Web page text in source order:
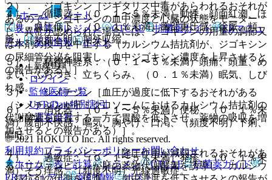
２）． ジゴキシン［ジギタリス中毒があらわれるおそれが
あるので、ジゴキシンの血中濃度と心臓の状態をモニター
し、異常が認められた場合には、ジゴキシンの用量の調節又
は本剤の投与を中止する（カルシウム拮抗剤が、ジゴキシン
の尿細管分泌を阻害し、血中ジゴキシン濃度を上昇させると
の報告がある）］。
３）． シメチジン［血圧が過度に低下するおそれがある
（シメチジンが肝ミクロソームにおけるカルシウム拮抗剤の
代謝酵素を阻害する一方で胃酸を低下させ、薬物の吸収を増
加させるとの報告がある）］。
４）． リファンピシン［降圧作用が減弱されるおそれがあ
る（リファンピシンが肝の薬物代謝酵素を誘導し、カルシウ
４）． 循環器：（０．１〜５％未満）動悸、顔面紅潮、ほ
てり、血圧低下、（０．１％未満）胸部重圧感、徐脈、頻
脈、（頻度不明）期外収縮。
５）． 精神神経系：（０．１〜５％未満）頭痛、頭重、め
まい、ふらつき、立ちくらみ、（０．１％未満）眠気、しび
れ感。
６）． 消化器：（０．１〜５％未満）便秘、（０．１％未
満）腹部不快感、嘔気、胸やけ、口渇、（頻度不明）下痢、
嘔吐。
７）． 過敏症：（０．１〜５％未満）発疹、（０．１％未
満）そう痒感、（頻度不明）光線過敏症。
ホーム
ノート
表・計算
レジメン CTCAE 抗菌薬ガイド
ERマニュ
アル
薬剤情報 ポスト
新規登録
ログイン
監修医師一覧
UpToDate特別割引
運営会社
© 2021 HOKUTO Inc. All rights reserved.
利用規約プライバシーポリシーお問い合わせ
ホーム
表・計算 レジメン CTCAE
抗菌薬ガイド
ERマニュアル
薬剤情報 ポスト